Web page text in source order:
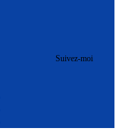
Suivez-moi